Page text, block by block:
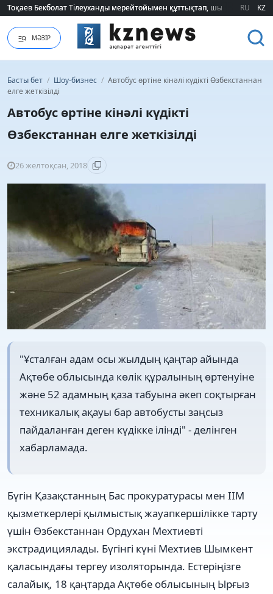
Тоқаев Бекболат Тілеуханды мерейтойымен құттықтап, шығармашылық
Тоқаев Бекболат Тілеуханды мерейтойымен құттықтап, шығармашылық
RU KZ
МӘЗІР
Басты бет / Шоу-бизнес / Автобус өртіне кінәлі күдікті Өзбекстаннан
елге жеткізілді
Автобус өртіне кінәлі күдікті
Өзбекстаннан елге жеткізілді
26 желтоқсан, 2018
"Ұсталған адам осы жылдың қаңтар айында
Ақтөбе облысында көлік құралының өртенуіне
және 52 адамның қаза табуына әкеп соқтырған
техникалық ақауы бар автобусты заңсыз
пайдаланған деген күдікке ілінді" - делінген
хабарламада.
Бүгін Қазақстанның Бас прокуратурасы мен ІІМ
қызметкерлері қылмыстық жауапкершілікке тарту
үшін Өзбекстаннан Ордухан Мехтиевті
экстрадициялады. Бүгінгі күні Мехтиев Шымкент
қаласындағы тергеу изоляторында. Естеріңізге
салайық, 18 қаңтарда Ақтөбе облысының Ырғыз